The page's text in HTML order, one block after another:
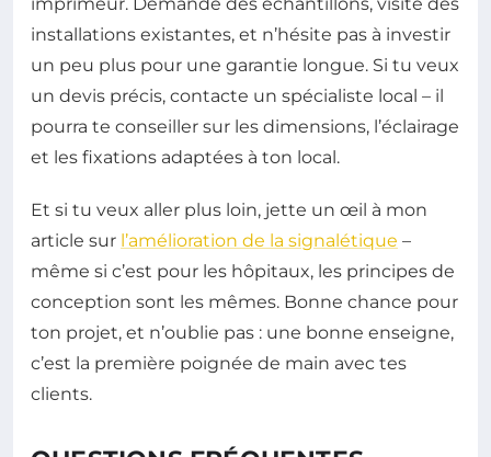
installations existantes, et n’hésite pas à investir
un peu plus pour une garantie longue. Si tu veux
un devis précis, contacte un spécialiste local – il
pourra te conseiller sur les dimensions, l’éclairage
et les fixations adaptées à ton local.
Et si tu veux aller plus loin, jette un œil à mon
article sur l’amélioration de la signalétique –
même si c’est pour les hôpitaux, les principes de
conception sont les mêmes. Bonne chance pour
ton projet, et n’oublie pas : une bonne enseigne,
c’est la première poignée de main avec tes
clients.